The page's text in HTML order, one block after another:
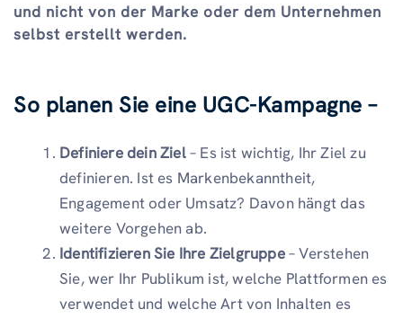
und nicht von der Marke oder dem Unternehmen
selbst erstellt werden.
So planen Sie eine UGC-Kampagne –
Definiere dein Ziel– Es ist wichtig, Ihr Ziel zu
definieren. Ist es Markenbekanntheit,
Engagement oder Umsatz? Davon hängt das
weitere Vorgehen ab.
Identifizieren Sie Ihre Zielgruppe– Verstehen
Sie, wer Ihr Publikum ist, welche Plattformen es
verwendet und welche Art von Inhalten es